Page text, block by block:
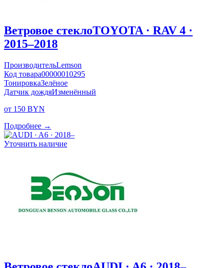
Ветровое стеклоTOYOTA · RAV 4 ·
2015–2018
ПроизводительLemson
Код товара00000010295
ТонировкаЗелёное
Датчик дождяИзменённый
от 150 BYN
Подробнее →
Уточнить наличие